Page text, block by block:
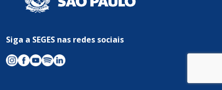
Siga a SEGES nas redes sociais